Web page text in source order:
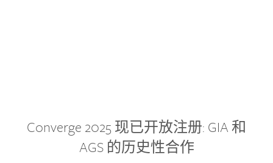
Converge 2025 现已开放注册: GIA 和
AGS 的历史性合作